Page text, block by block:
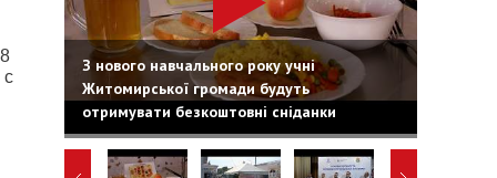
с
З нового навчального року учні
Житомирської громади будуть
отримувати безкоштовні сніданки